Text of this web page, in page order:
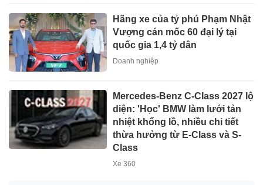
Hãng xe của tỷ phú Phạm Nhật
Vượng cán mốc 60 đại lý tại
quốc gia 1,4 tỷ dân
Doanh nghiệp
Mercedes-Benz C-Class 2027 lộ
diện: 'Học' BMW làm lưới tản
nhiệt khổng lồ, nhiều chi tiết
thừa hưởng từ E-Class và S-
Class
Xe 360